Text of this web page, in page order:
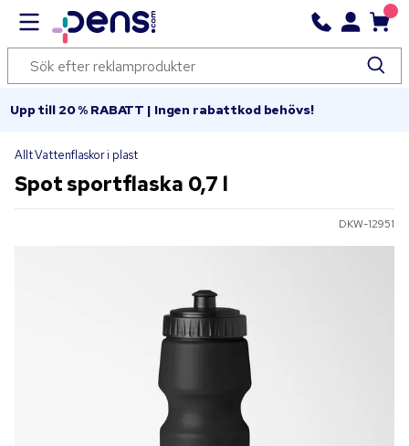
Upp till 20 % RABATT | Ingen rabattkod behövs!
Allt Vattenflaskor i plast
Spot sportflaska 0,7 l
DKW-12951